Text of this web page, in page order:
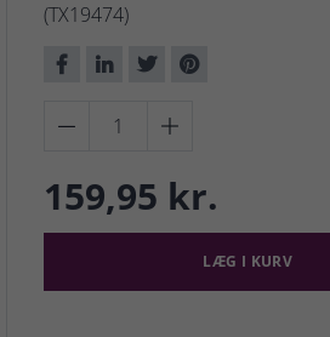
(TX19474)
 
159,95 kr.
LÆG I KURV